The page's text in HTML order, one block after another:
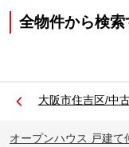
全物件から検索
大阪市住吉区/中
オープンハウス 戸建て